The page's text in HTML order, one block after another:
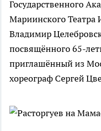
Государственного
Мариинского Театра
Владимир
посвящённого 65-
приглашённый из
хореограф Сергей